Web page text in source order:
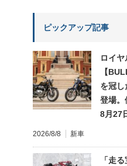
ピックアップ記事
ロイ
【
を冠
登場。
8月27
2026/8/8 新車
「走